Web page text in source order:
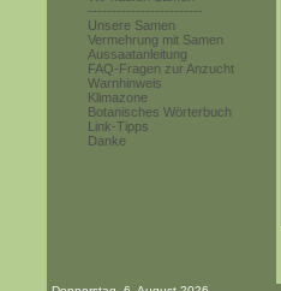
------------------------
Unsere Samen
Vermehrung mit Samen
Aussaatanleitung
FAQ-Fragen zur Anzucht
Warnhinweis
Klimazone
Botanisches Wörterbuch
Link-Tipps
Danke